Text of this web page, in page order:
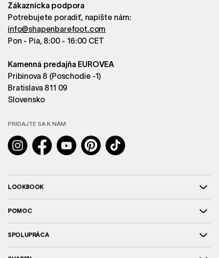
Zákaznícka podpora
Potrebujete poradiť, napíšte nám:
info@shapenbarefoot.com
Pon - Pia, 8:00 - 16:00 CET
Kamenná predajňa EUROVEA
Pribinova 8 (Poschodie -1)
Bratislava 811 09
Slovensko
PRIDAJTE SA K NÁM
InstagramFacebookYouTubePinterestTikTok
LOOKBOOK
POMOC
SPOLUPRÁCA